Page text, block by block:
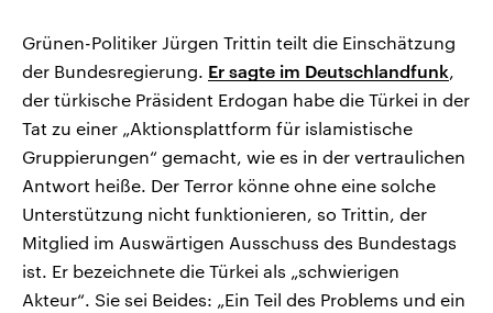
Grünen-Politiker Jürgen Trittin teilt die Einschätzung
der Bundesregierung. Er sagte im Deutschlandfunk,
der türkische Präsident Erdogan habe die Türkei in der
Tat zu einer „Aktionsplattform für islamistische
Gruppierungen“ gemacht, wie es in der vertraulichen
Antwort heiße. Der Terror könne ohne eine solche
Unterstützung nicht funktionieren, so Trittin, der
Mitglied im Auswärtigen Ausschuss des Bundestags
ist. Er bezeichnete die Türkei als „schwierigen
Akteur“. Sie sei Beides: „Ein Teil des Problems und ein